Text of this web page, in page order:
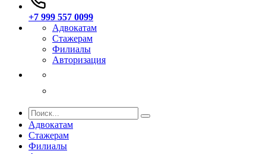
+7 999 557 0099
Адвокатам
Стажерам
Филиалы
Авторизация
Адвокатам
Стажерам
Филиалы